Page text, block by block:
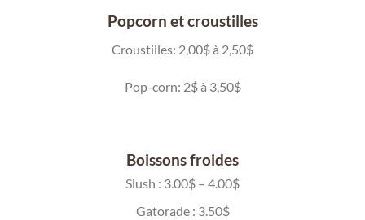
Popcorn et croustilles
Croustilles: 2,00$ à 2,50$
Pop-corn: 2$ à 3,50$
Boissons froides
Slush : 3.00$ – 4.00$
Gatorade : 3.50$